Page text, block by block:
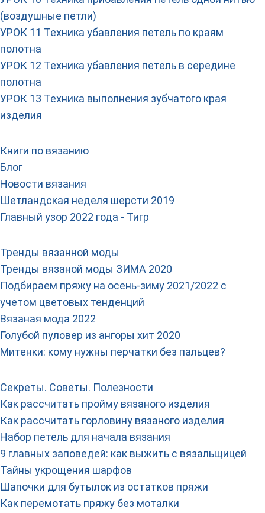
(воздушные петли)
УРОК 11 Техника убавления петель по краям
полотна
УРОК 12 Техника убавления петель в середине
полотна
УРОК 13 Техника выполнения зубчатого края
изделия
Книги по вязанию
Блог
Новости вязания
Шетландская неделя шерсти 2019
Главный узор 2022 года - Тигр
Тренды вязанной моды
Тренды вязаной моды ЗИМА 2020
Подбираем пряжу на осень-зиму 2021/2022 с
учетом цветовых тенденций
Вязаная мода 2022
Голубой пуловер из ангоры хит 2020
Митенки: кому нужны перчатки без пальцев?
Секреты. Советы. Полезности
Как рассчитать пройму вязаного изделия
Как рассчитать горловину вязаного изделия
Набор петель для начала вязания
9 главных заповедей: как выжить с вязальщицей
Тайны укрощения шарфов
Шапочки для бутылок из остатков пряжи
Как перемотать пряжу без моталки